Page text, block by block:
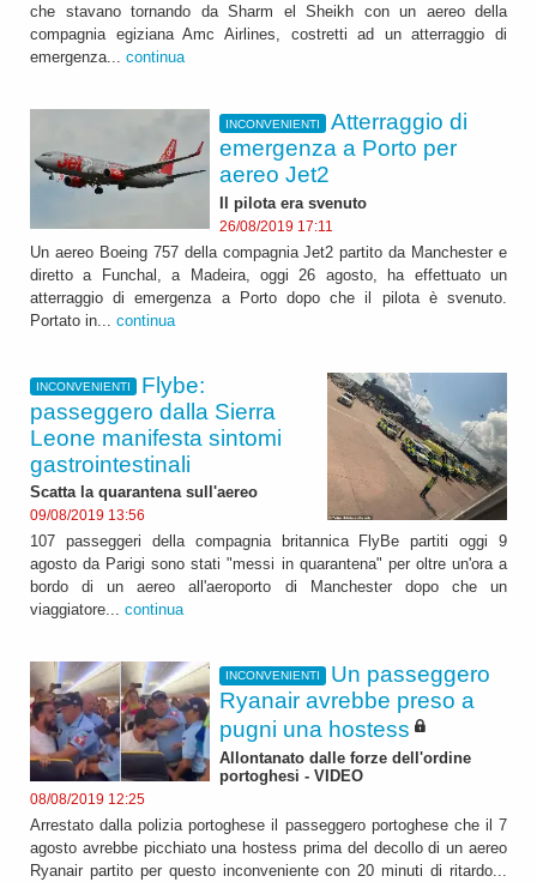
che stavano tornando da Sharm el Sheikh con un aereo della
compagnia egiziana Amc Airlines, costretti ad un atterraggio di
emergenza... continua
INCONVENIENTI
Atterraggio di
emergenza a Porto per
aereo Jet2
Il pilota era svenuto
26/08/2019 17:11
Un aereo Boeing 757 della compagnia Jet2 partito da Manchester e
diretto a Funchal, a Madeira, oggi 26 agosto, ha effettuato un
atterraggio di emergenza a Porto dopo che il pilota è svenuto.
Portato in... continua
INCONVENIENTI
Flybe:
passeggero dalla Sierra
Leone manifesta sintomi
gastrointestinali
Scatta la quarantena sull'aereo
09/08/2019 13:56
107 passeggeri della compagnia britannica FlyBe partiti oggi 9
agosto da Parigi sono stati "messi in quarantena" per oltre un'ora a
bordo di un aereo all'aeroporto di Manchester dopo che un
viaggiatore... continua
INCONVENIENTI
Un passeggero
Ryanair avrebbe preso a
pugni una hostess
Allontanato dalle forze dell'ordine
portoghesi - VIDEO
08/08/2019 12:25
Arrestato dalla polizia portoghese il passeggero portoghese che il 7
agosto avrebbe picchiato una hostess prima del decollo di un aereo
Ryanair partito per questo inconveniente con 20 minuti di ritardo...